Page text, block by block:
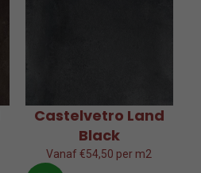
Castelvetro Land
Black
Vanaf €54,50 per m2